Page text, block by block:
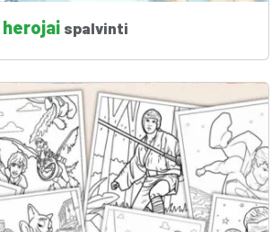
spalvinti